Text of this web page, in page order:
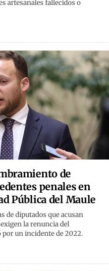
artesanales fallecidos o
de
penales en
Pública del Maule
de diputados que acusan
la renuncia del
un incidente de 2022.